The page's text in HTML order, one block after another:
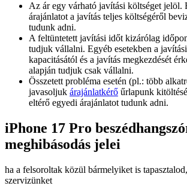
Az ár egy várható javítási költséget jelöl.
árajánlatot a javítás teljes költségéről
tudunk adni.
A feltüntetett javítási időt kizárólag
tudjuk vállalni. Egyéb esetekben a
kapacitásától és a javítás megkezdését
alapján tudjuk csak vállalni.
Összetett probléma esetén (pl.: több
javasoljuk árajánlatkérő űrlapunk
eltérő egyedi árajánlatot tudunk adni.
iPhone 17 Pro
meghibásodás jelei
ha a felsoroltak közül bármelyiket is
szervizünket